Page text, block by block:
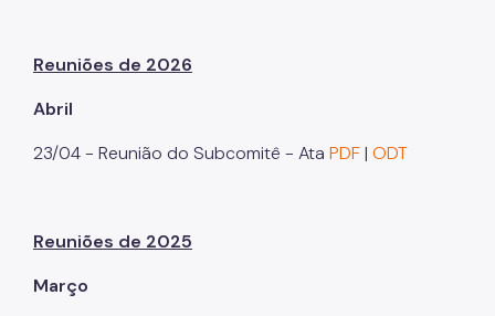
Prêmios
Parcerias
Fundos Vinculados
Fundo Municipal de Combate à Fome - FUMCAF
Fundo Municipal do Idoso - FMID
Reuniões de 2026
Abril
23/04 - Reunião do Subcomitê - Ata PDF| ODT
Reuniões de 2025
Março